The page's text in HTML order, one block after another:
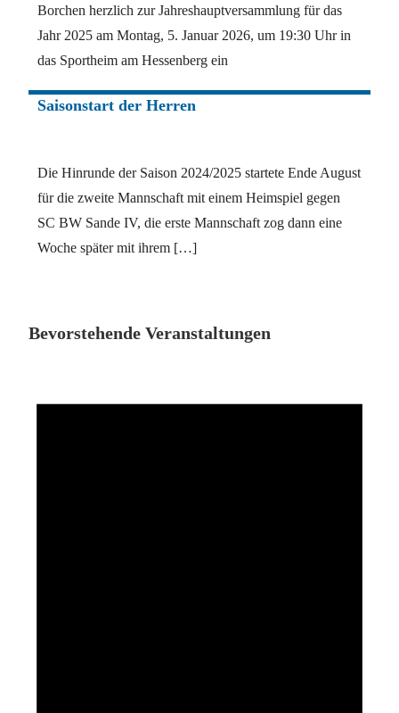
Borchen herzlich zur Jahreshauptversammlung für das
Jahr 2025 am Montag, 5. Januar 2026, um 19:30 Uhr in
das Sportheim am Hessenberg ein
Saisonstart der Herren
Die Hinrunde der Saison 2024/2025 startete Ende August
für die zweite Mannschaft mit einem Heimspiel gegen
SC BW Sande IV, die erste Mannschaft zog dann eine
Woche später mit ihrem […]
Bevorstehende Veranstaltungen